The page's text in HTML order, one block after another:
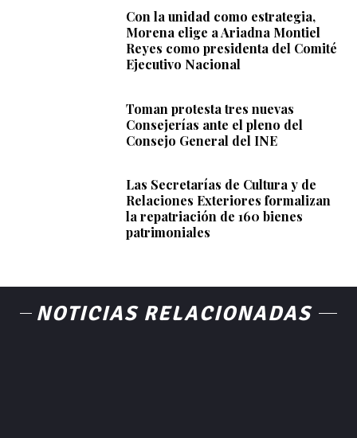
Con la unidad como estrategia,
Morena elige a Ariadna Montiel
Reyes como presidenta del Comité
Ejecutivo Nacional
Toman protesta tres nuevas
Consejerías ante el pleno del
Consejo General del INE
Las Secretarías de Cultura y de
Relaciones Exteriores formalizan
la repatriación de 160 bienes
patrimoniales
NOTICIAS RELACIONADAS